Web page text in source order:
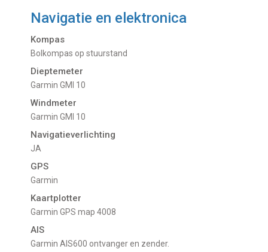
Navigatie en elektronica
Kompas
Bolkompas op stuurstand
Dieptemeter
Garmin GMI 10
Windmeter
Garmin GMI 10
Navigatieverlichting
JA
GPS
Garmin
Kaartplotter
Garmin GPS map 4008
AIS
Garmin AIS600 ontvanger en zender.